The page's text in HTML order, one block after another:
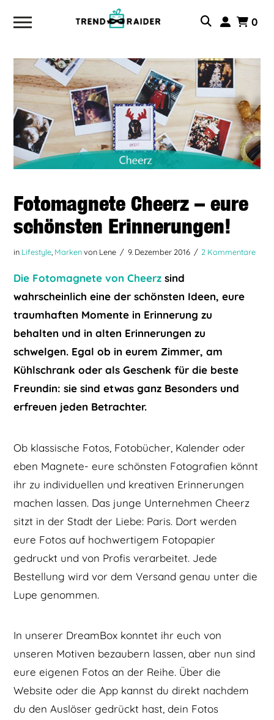
0
Fotomagnete Cheerz – eure
schönsten Erinnerungen!
in Lifestyle Markenvon Lene 9. Dezember 2016 2 Kommentare
Die Fotomagnete von Cheerz sind
wahrscheinlich eine der schönsten Ideen, eure
traumhaften Momente in Erinnerung zu
behalten und in alten Erinnerungen zu
schwelgen. Egal ob in eurem Zimmer, am
Kühlschrank oder als Geschenk für die beste
Freundin: sie sind etwas ganz Besonders und
erfreuen jeden Betrachter.
Ob klassische Fotos, Fotobücher, Kalender oder
eben Magnete- eure schönsten Fotografien könnt
ihr zu individuellen und kreativen Erinnerungen
machen lassen. Das junge Unternehmen Cheerz
sitzt in der Stadt der Liebe: Paris. Dort werden
eure Fotos auf hochwertigem Fotopapier
gedruckt und von Profis verarbeitet. Jede
Bestellung wird vor dem Versand genau unter die
Lupe genommen.
In unserer DreamBox konntet ihr euch von
unseren Motiven bezaubern lassen, aber nun sind
eure eigenen Fotos an der Reihe. Über die
Website oder die App kannst du direkt nachdem
du den Auslöser gedrückt hast, dein Fotos